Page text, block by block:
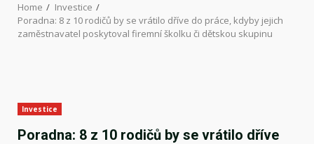
Home
Investice
Poradna: 8 z 10 rodičů by se vrátilo dříve do práce, kdyby jejich
zaměstnavatel poskytoval firemní školku či dětskou skupinu
Investice
Poradna: 8 z 10 rodičů by se vrátilo dříve